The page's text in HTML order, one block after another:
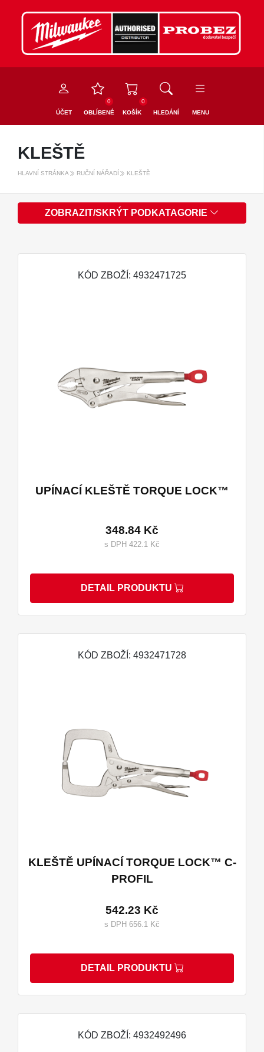
ÚČET
0
OBLÍBENÉ
0
KOŠÍK
HLEDÁNÍ MENU
KLEŠTĚ
HLAVNÍ STRÁNKA RUČNÍ NÁŘADÍ KLEŠTĚ
ZOBRAZIT/SKRÝT PODKATAGORIE
KÓD ZBOŽÍ: 4932471725
UPÍNACÍ KLEŠTĚ TORQUE LOCK™
348.84 Kč
s DPH 422.1 Kč
DETAIL PRODUKTU
KÓD ZBOŽÍ: 4932471728
KLEŠTĚ UPÍNACÍ TORQUE LOCK™ C-
PROFIL
542.23 Kč
s DPH 656.1 Kč
DETAIL PRODUKTU
KÓD ZBOŽÍ: 4932492496